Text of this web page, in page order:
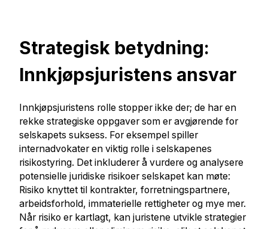
Strategisk betydning:
Innkjøpsjuristens ansvar
Innkjøpsjuristens rolle stopper ikke der; de har en
rekke strategiske oppgaver som er avgjørende for
selskapets suksess. For eksempel spiller
internadvokater en viktig rolle i selskapenes
risikostyring. Det inkluderer å vurdere og analysere
potensielle juridiske risikoer selskapet kan møte:
Risiko knyttet til kontrakter, forretningspartnere,
arbeidsforhold, immaterielle rettigheter og mye mer.
Når risiko er kartlagt, kan juristene utvikle strategier